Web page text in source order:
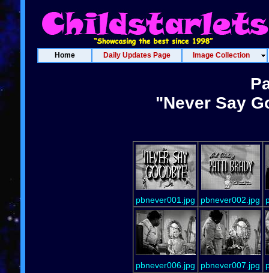
Home Daily Updates Page Image Collection
"Never Say
pbnever001.jpg pbnever002.jpg
pbnever006.jpg pbnever007.jpg